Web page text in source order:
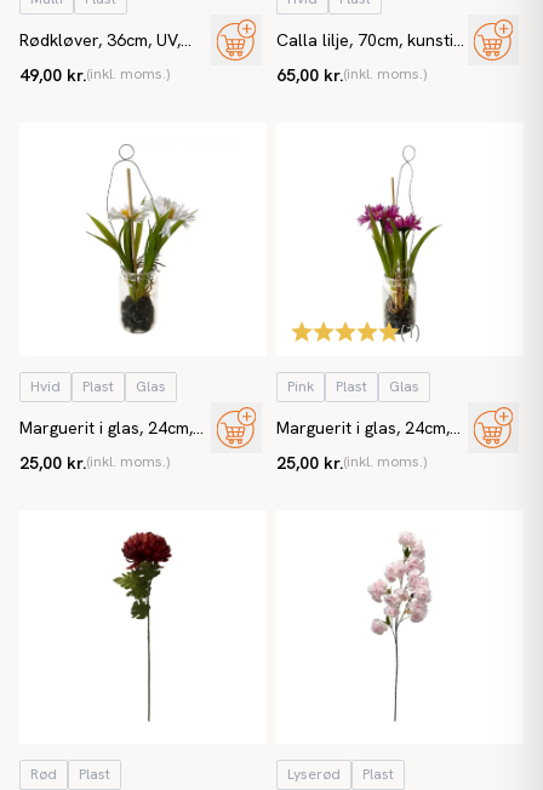
Rødkløver, 36cm, UV,
49,00 kr.(inkl. moms.)
Calla lilje, 70cm, kunstig
65,00 kr.(inkl. moms.)
Hvid Plast Glas
Marguerit i glas, 24cm,
25,00 kr.(inkl. moms.)
(1)
Pink Plast Glas
Marguerit i glas, 24cm,
25,00 kr.(inkl. moms.)
Rød Plast Lyserød Plast